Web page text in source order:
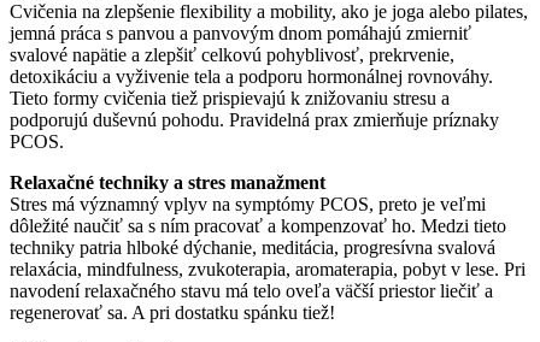
Cvičenia na zlepšenie flexibility a mobility, ako je joga alebo pilates,
jemná práca s panvou a panvovým dnom pomáhajú zmierniť
svalové napätie a zlepšiť celkovú pohyblivosť, prekrvenie,
detoxikáciu a vyživenie tela a podporu hormonálnej rovnováhy.
Tieto formy cvičenia tiež prispievajú k znižovaniu stresu a
podporujú duševnú pohodu. Pravidelná prax zmierňuje príznaky
PCOS.
Relaxačné techniky a stres manažment
Stres má významný vplyv na symptómy PCOS, preto je veľmi
dôležité naučiť sa s ním pracovať a kompenzovať ho. Medzi tieto
techniky patria hlboké dýchanie, meditácia, progresívna svalová
relaxácia, mindfulness, zvukoterapia, aromaterapia, pobyt v lese. Pri
navodení relaxačného stavu má telo oveľa väčší priestor liečiť a
regenerovať sa. A pri dostatku spánku tiež!